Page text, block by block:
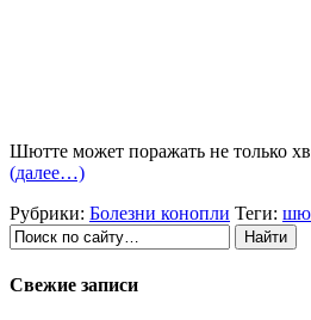
Шютте может поражать не только
(далее…)
Рубрики: Болезни конопли Теги:
Свежие записи